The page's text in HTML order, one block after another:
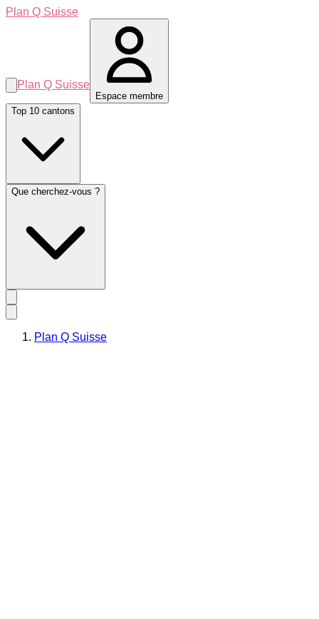
Plan Q Suisse
Plan Q Suisse
Espace membre
Top 10 cantons
Que cherchez-vous ?
Plan Q Suisse